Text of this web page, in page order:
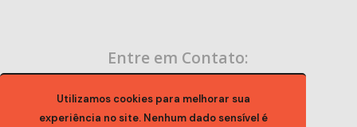
Utilizamos cookies para melhorar sua
experiência no site. Nenhum dado sensível é
Entre em Contato: